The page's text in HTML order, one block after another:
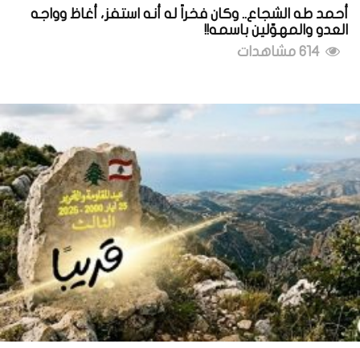
أحمد طه الشجاع.. وكان فخراً له أنه استفز، أغاظ وواجه
العدو والمهوّلين باسمه!!